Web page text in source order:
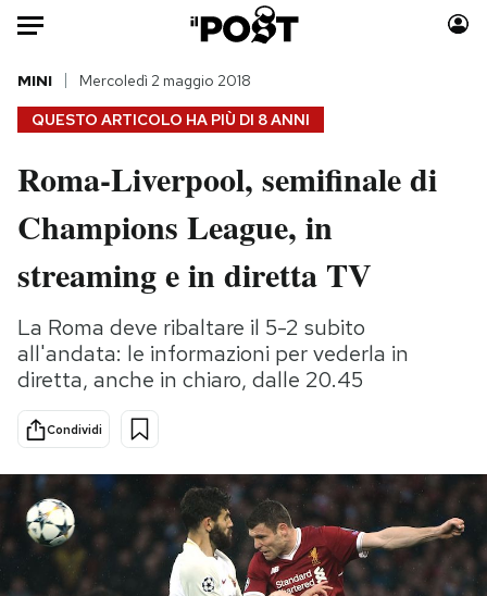
Auto
HOME
Italia
Politica
Tecnologia
Scienza
Sport
Moda
Consumismi
Storie/Idee
Media
Europa
PODCAST
QUESTO ARTICOLO HA PIÙ DI 8 ANNI
MINI Mercoledì 2 maggio 2018
Roma-Liverpool, semifinale di
Champions League, in
streaming e in diretta TV
La Roma deve ribaltare il 5-2 subito
all'andata: le informazioni per vederla in
diretta, anche in chiaro, dalle 20.45
Condividi